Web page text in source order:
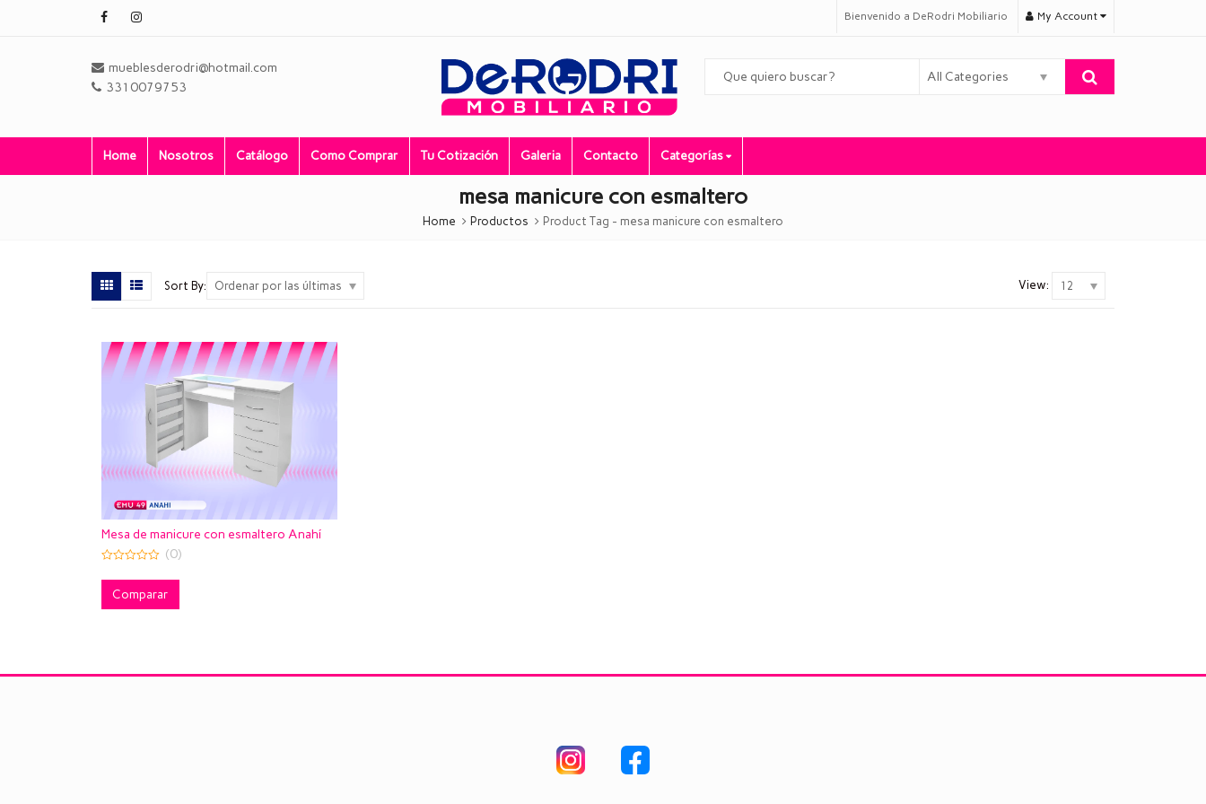
Bienvenido a DeRodri Mobiliario My Account
mueblesderodri@hotmail.com
3310079753
All Categories
Home Nosotros Catálogo Como Comprar Tu Cotización Galeria Contacto Categorías
mesa manicure con esmaltero
Home Productos Product Tag - mesa manicure con esmaltero
Sort By: Ordenar por las últimas View: 12
Mesa de manicure con esmaltero Anahí
out
(0)
Comparar